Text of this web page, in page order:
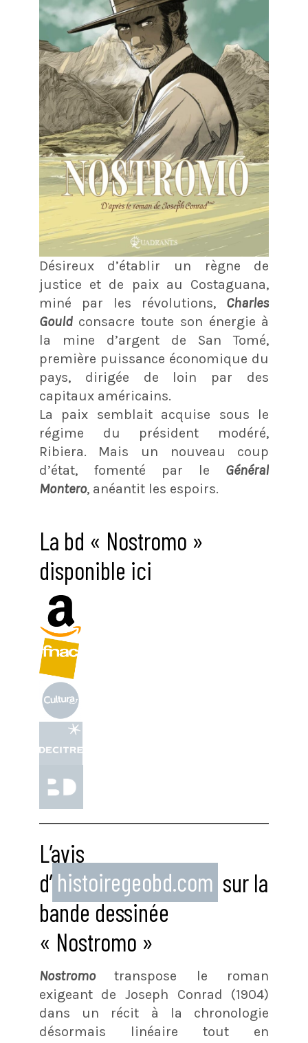
Désireux d’établir un règne de
justice et de paix au Costaguana,
miné par les révolutions, Charles
Gouldconsacre toute son énergie à
la mine d’argent de San Tomé,
première puissance économique du
pays, dirigée de loin par des
capitaux américains.
La paix semblait acquise sous le
régime du président modéré,
Ribiera. Mais un nouveau coup
d’état, fomenté par le Général
Montero, anéantit les espoirs.
La bd « Nostromo »
disponible ici
L’avis
d’ histoiregeobd.com sur la
bande dessinée
« Nostromo »
Nostromo
transpose le roman
exigeant de Joseph Conrad (1904)
dans un récit à la chronologie
désormais linéaire tout en